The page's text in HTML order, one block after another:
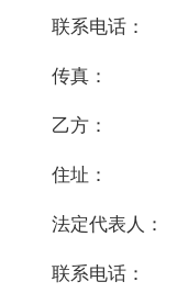
联系电话：
传真：
乙方：
住址：
法定代表人：
联系电话：